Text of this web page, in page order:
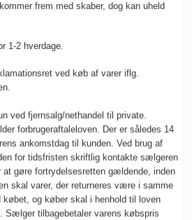
frem med skaber, dog kan uheld
1-2 hverdage.
ved køb af varer iflg.
ved fjernsalg/nethandel til private.
forbrugeraftaleloven. Der er således 14
ankomstdag til kunden. Ved brug af
for tidsfristen skriftlig kontakte sælgeren
gøre fortrydelsesretten gældende, inden
skal varer, der returneres være i samme
og køber skal i henhold til loven
Sælger tilbagebetaler varens købspris